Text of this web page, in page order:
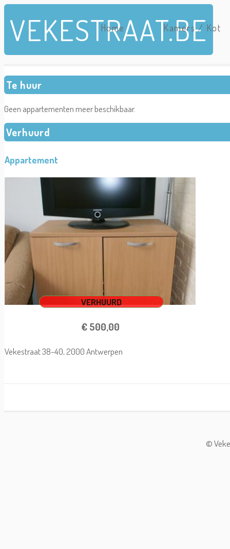
Overslaan en naar de inhoud gaan
VEKESTRAAT.BE
Home Kamers / Kot
Te huur
Geen appartementen meer beschikbaar.
Verhuurd
Appartement
VERHUURD
€ 500,00
Vekestraat 38-40, 2000 Antwerpen
©